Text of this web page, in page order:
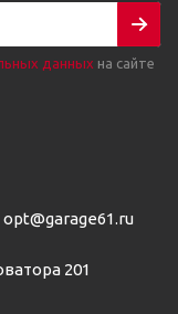
данных на сайте
opt@garage61.ru
201